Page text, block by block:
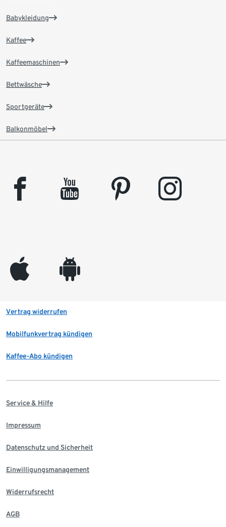
Babykleidung
Kaffee
Kaffeemaschinen
Bettwäsche
Sportgeräte
Balkonmöbel
facebook youtube pinterest instagram
appleinc android
Vertrag widerrufen
Mobilfunkvertrag kündigen
Kaffee-Abo kündigen
Service & Hilfe
Impressum
Datenschutz und Sicherheit
Einwilligungsmanagement
Widerrufsrecht
AGB